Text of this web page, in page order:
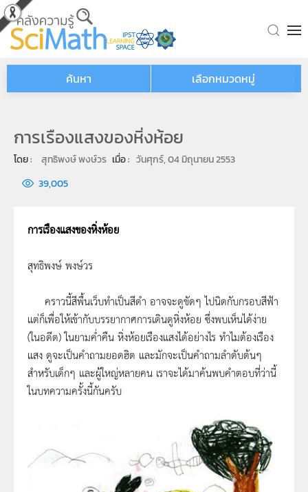
Skip to main content
ค้นหา เลือกหมวดหมู่
การเรืองแสงของหิ่งห้อย
โดย : สุทธิพงษ์ พงษ์วร เมื่อ : วันศุกร์, 04 มิถุนายน 2553
39,005
การเรืองแสงของหิ่งห้อย
สุทธิพงษ์ พงษ์วร
คราวนี้สีพื้นเว็บทำเป็นสีดำ อาจจะดูขัดๆ ไปนิดกับกรอบสีฟ้า
แต่ก็เพื่อให้เข้ากับบรรยากาศการเดินดูหิ่งห้อย ซึ่งพบเห็นได้ง่าย
(ในอดีต) ในยามค่ำคืน หิ่งห้อยเรืองแสงได้อย่างไร ทำไมต้องเรือง
แสง ดูจะเป็นคำถามยอดฮิต และมักจะเป็นคำถามลำดับต้นๆ
สำหรับเด็กๆ และผู้ใหญ่หลายคน เราจะได้มาค้นพบคำตอบที่ว่านี้
ในบทความครั้งนี้กันครับ